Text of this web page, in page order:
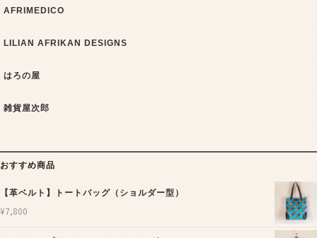
AFRIMEDICO
LILIAN AFRIKAN DESIGNS
はろの屋
雑貨屋次郎
おすすめ商品
【革ベルト】トートバッグ（ショルダー型）
¥7,800